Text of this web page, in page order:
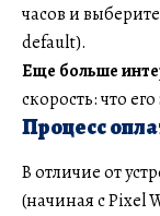
часов и
default).
Еще больше
скорость: что
Процесс
В отличие от
(начиная с Pixel